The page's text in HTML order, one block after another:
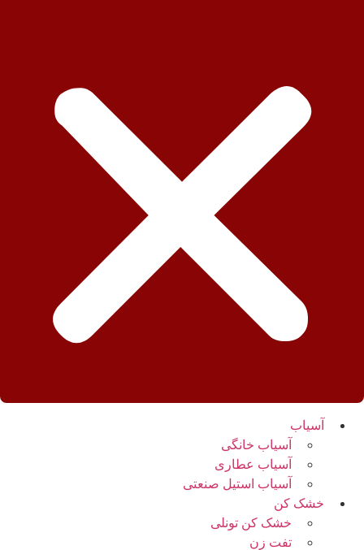
آسیاب
آسیاب خانگی
آسیاب عطاری
آسیاب استیل صنعتی
خشک کن
خشک کن تونلی
تفت زن